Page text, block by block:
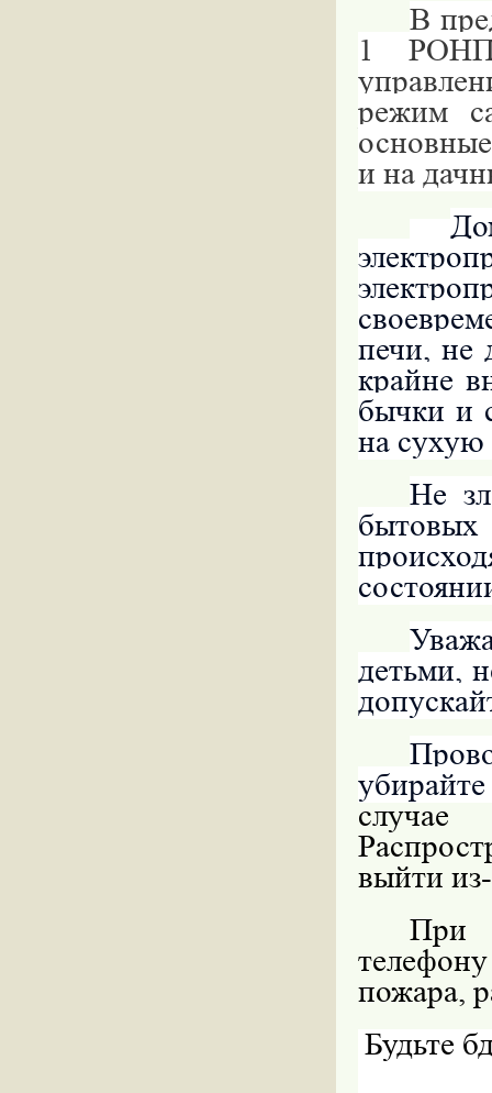
В
1
режим
и на
печи, не
крайне
бычки и
на сухую
Не
бытовых
детьми,
выйти
При
пожара,
Будьте